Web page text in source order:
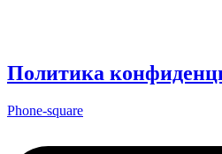
Политика
Phone-square